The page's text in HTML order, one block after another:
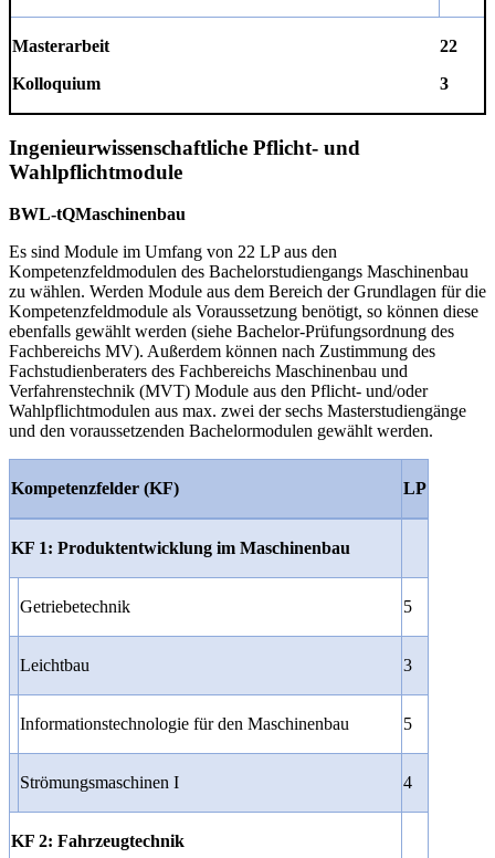
Masterarbeit
Kolloquium
22
3
Ingenieurwissenschaftliche Pflicht- und
Wahlpflichtmodule
BWL-tQMaschinenbau
Es sind Module im Umfang von 22 LP aus den
Kompetenzfeldmodulen des Bachelorstudiengangs Maschinenbau
zu wählen. Werden Module aus dem Bereich der Grundlagen für die
Kompetenzfeldmodule als Voraussetzung benötigt, so können diese
ebenfalls gewählt werden (siehe Bachelor-Prüfungsordnung des
Fachbereichs MV). Außerdem können nach Zustimmung des
Fachstudienberaters des Fachbereichs Maschinenbau und
Verfahrenstechnik (MVT) Module aus den Pflicht- und/oder
Wahlpflichtmodulen aus max. zwei der sechs Masterstudiengänge
und den voraussetzenden Bachelormodulen gewählt werden.
Kompetenzfelder (KF) LP
KF 1: Produktentwicklung im Maschinenbau
Getriebetechnik 5
Leichtbau 3
Informationstechnologie für den Maschinenbau 5
Strömungsmaschinen I 4
KF 2: Fahrzeugtechnik